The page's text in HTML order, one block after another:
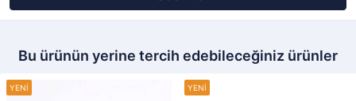
Bu ürünün yerine tercih edebileceğiniz ürünler